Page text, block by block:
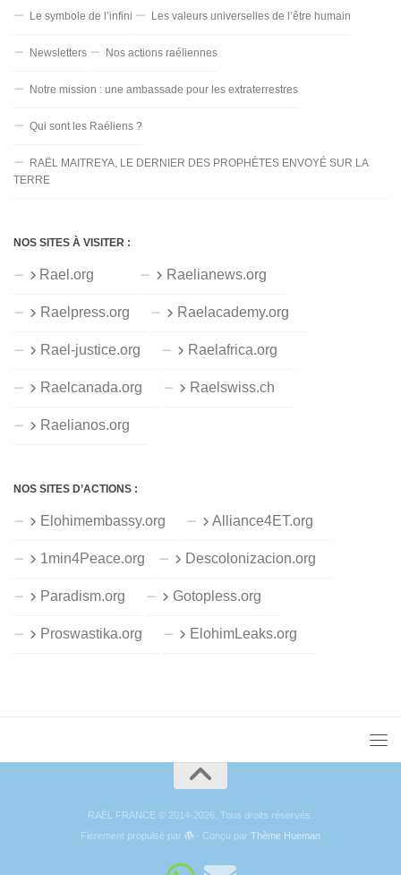
Le symbole de l’infini Les valeurs universelles de l’être humain
Newsletters Nos actions raéliennes
Notre mission : une ambassade pour les extraterrestres
Qui sont les Raéliens ?
RAËL MAITREYA, LE DERNIER DES PROPHÈTES ENVOYÉ SUR LA
TERRE
NOS SITES À VISITER :
Rael.org Raelianews.org
Raelpress.org Raelacademy.org
Rael-justice.org Raelafrica.org
Raelcanada.org Raelswiss.ch
Raelianos.org
NOS SITES D’ACTIONS :
Elohimembassy.org Alliance4ET.org
1min4Peace.org Descolonizacion.org
Paradism.org Gotopless.org
Proswastika.org ElohimLeaks.org
RAËL FRANCE © 2014-2026. Tous droits réservés.
Fièrement propulsé par
- Conçu parThème Hueman